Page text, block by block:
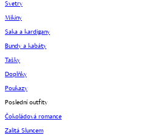
Svetry
Mikiny
Saka a kardigany
Bundy a kabáty
Tašky
Doplňky
Poukazy
Poslední outfity
Čokoládová romance
Zalitá Sluncem